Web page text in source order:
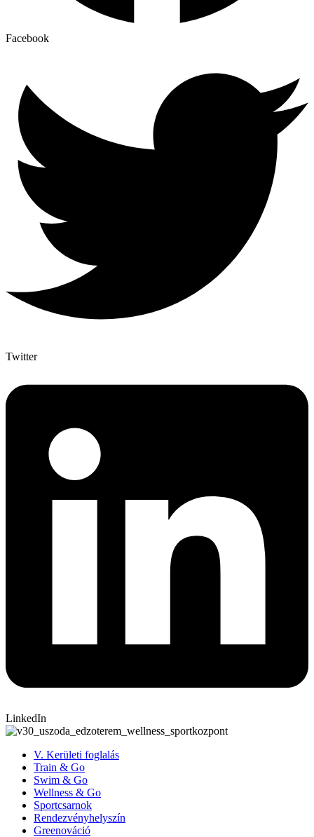
Facebook
Twitter
LinkedIn
V. Kerületi foglalás
Train & Go
Swim & Go
Wellness & Go
Sportcsarnok
Rendezvényhelyszín
Greenováció